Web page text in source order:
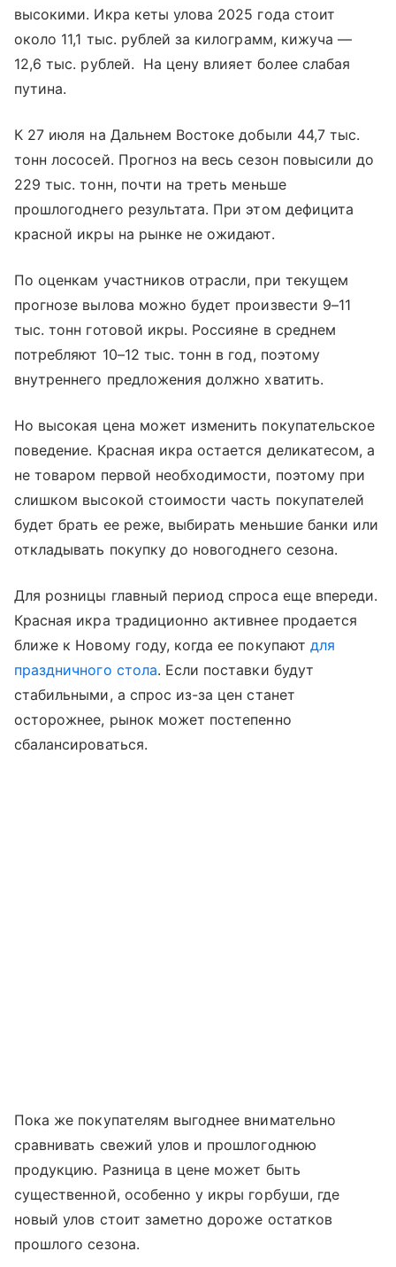
высокими. Икра кеты улова 2025 года стоит
около 11,1 тыс. рублей за килограмм, кижуча —
12,6 тыс. рублей. На цену влияет более слабая
путина.
К 27 июля на Дальнем Востоке добыли 44,7 тыс.
тонн лососей. Прогноз на весь сезон повысили до
229 тыс. тонн, почти на треть меньше
прошлогоднего результата. При этом дефицита
красной икры на рынке не ожидают.
По оценкам участников отрасли, при текущем
прогнозе вылова можно будет произвести 9–11
тыс. тонн готовой икры. Россияне в среднем
потребляют 10–12 тыс. тонн в год, поэтому
внутреннего предложения должно хватить.
Но высокая цена может изменить покупательское
поведение. Красная икра остается деликатесом, а
не товаром первой необходимости, поэтому при
слишком высокой стоимости часть покупателей
будет брать ее реже, выбирать меньшие банки или
откладывать покупку до новогоднего сезона.
Для розницы главный период спроса еще впереди.
Красная икра традиционно активнее продается
ближе к Новому году, когда ее покупают для
праздничного стола. Если поставки будут
стабильными, а спрос из-за цен станет
осторожнее, рынок может постепенно
сбалансироваться.
Пока же покупателям выгоднее внимательно
сравнивать свежий улов и прошлогоднюю
продукцию. Разница в цене может быть
существенной, особенно у икры горбуши, где
новый улов стоит заметно дороже остатков
прошлого сезона.